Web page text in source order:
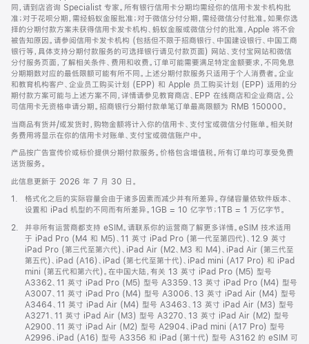
同，请到店咨询 Specialist 专家。所有银行信用卡分期均需经你的信用卡发卡机构批
准；对于花呗分期，需经蚂蚁金服批准；对于微信分付分期，需经微信分付批准。如果你选
择的分期付款方案未获得信用卡发卡机构、蚂蚁金服或微信分付的批准，Apple 将不会
被告知原因。请参阅信用卡发卡机构 (包括但不限于招商银行、中国建设银行、中国工商
银行等，具体支持分期付款服务的可选择银行请见付款页面) 网站、支付宝网站和微信
分付服务页面，了解相关条件、费用和收费。订单可能需要满足特定金额要求，不同免息
分期期数对应的最低限额可能有所不同。上述分期付款服务只适用于个人消费者。企业
和教育机构客户、企业员工购买计划 (EPP) 和 Apple 员工购买计划 (EPP) 适用的分
期付款方案可能与上述方案不同，详情请参见教育商店、EPP 在线商店和企业商店。公
司信用卡无资格申请分期。招商银行分期付款单笔订单最高限额为 RMB 150000。
当商品有货并/或发货时，购物金额将计入你的信用卡、支付宝或微信分付账单。相关财
务费用将显示在你的信用卡对账单、支付宝或微信账户中。
产品按广告宣传价或标价提供分期付款服务。价格包含增值税。所有订单均可享受免费
送货服务。
此信息更新于 2026 年 7 月 30 日。
脚
1.
格式化之后的实际容量会由于诸多因素而减少并有所差异。存储容量依软件版本、
设置和 iPad 机型的不同而有所差异。1GB = 10 亿字节；1TB = 1 万亿字节。
脚
2.
并非所有运营商都支持 eSIM。请联系你的运营商了解更多详情。eSIM 技术适用
于 iPad Pro (M4 和 M5)、11 英寸 iPad Pro (第一代至第四代)、12.9 英寸
iPad Pro (第三代至第六代)、iPad Air (M2、M3 和 M4)、iPad Air (第三代至
第五代)、iPad (A16)、iPad (第七代至第十代)、iPad mini (A17 Pro) 和 iPad
mini (第五代和第六代)。在中国大陆，有关 13 英寸 iPad Pro (M5) 型号
A3362、11 英寸 iPad Pro (M5) 型号 A3359、13 英寸 iPad Pro (M4) 型号
A3007、11 英寸 iPad Pro (M4) 型号 A3006、13 英寸 iPad Air (M4) 型号
A3464、11 英寸 iPad Air (M4) 型号 A3463、13 英寸 iPad Air (M3) 型号
A3271、11 英寸 iPad Air (M3) 型号 A3270、13 英寸 iPad Air (M2) 型号
A2900、11 英寸 iPad Air (M2) 型号 A2904、iPad mini (A17 Pro) 型号
A2996、iPad (A16) 型号 A3356 和 iPad (第十代) 型号 A3162 的 eSIM 可